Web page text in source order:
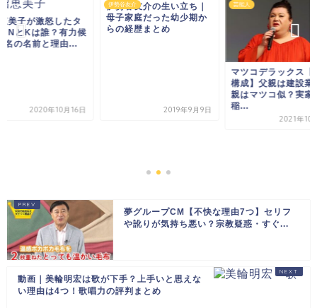
美子が激怒したタ
NとKは誰？有力候
名の名前と理由...
2020年10月16日
伊勢谷友介
伊勢谷友介の生い立ち｜
母子家庭だった幼少期か
らの経歴まとめ
2019年9月9日
芸能人
マツコデラックス【
構成】父親は建設業
親はマツコ似？実家
稲...
2021年10
夢グループCM【不快な理由7つ】セリフ
や訛りが気持ち悪い？宗教疑惑・すぐ...
動画｜美輪明宏は歌が下手？上手いと思えな
い理由は4つ！歌唱力の評判まとめ